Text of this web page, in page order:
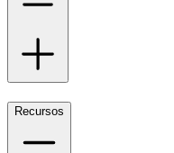
Recursos